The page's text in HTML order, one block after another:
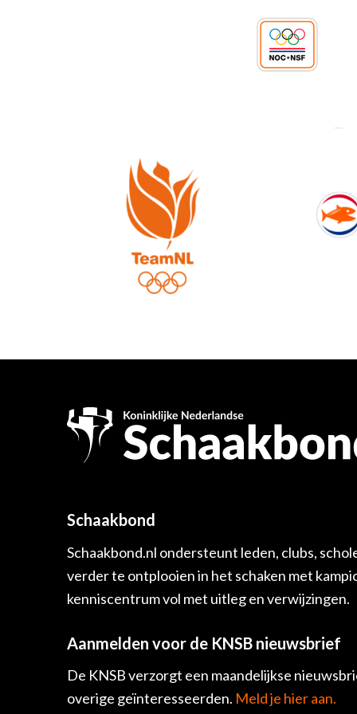
Schaakbond
Schaakbond.nl ondersteunt leden, clubs,
verder te ontplooien in het schaken met
kenniscentrum vol met uitleg en verwijzingen.
Aanmelden voor de KNSB nieuwsbrief
De KNSB verzorgt een maandelijkse
overige geïnteresseerden. Meld je hier aan.